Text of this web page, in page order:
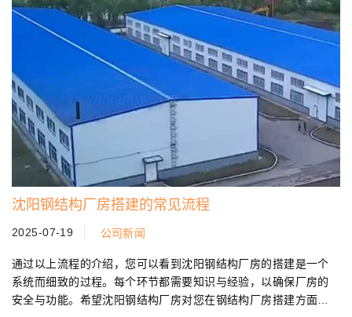
沈阳钢结构厂房搭建的常见流程
2025-07-19 公司新闻
通过以上流程的介绍，您可以看到沈阳钢结构厂房的搭建是一个
系统而细致的过程。每个环节都需要知识与经验，以确保厂房的
安全与功能。希望沈阳钢结构厂房对您在钢结构厂房搭建方面有